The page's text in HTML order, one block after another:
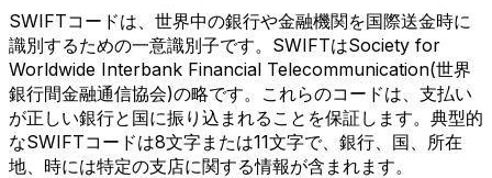
SWIFTコードは、世界中の銀行や金融機関を国際送金時に
識別するための一意識別子です。SWIFTはSociety for
Worldwide Interbank Financial Telecommunication(世界
銀行間金融通信協会)の略です。これらのコードは、支払い
が正しい銀行と国に振り込まれることを保証します。典型的
なSWIFTコードは8文字または11文字で、銀行、国、所在
地、時には特定の支店に関する情報が含まれます。